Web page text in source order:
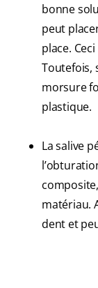
bonne
peut
place.
Toutefois,
morsure
plastique.
La salive
matériau.
dent et